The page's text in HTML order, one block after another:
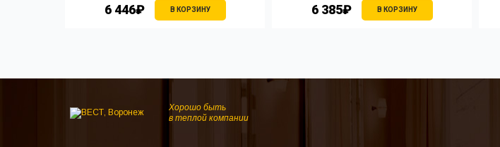
6 446₽ В КОРЗИНУ 6 385₽ В КОРЗИНУ
Хорошо быть
в теплой компании